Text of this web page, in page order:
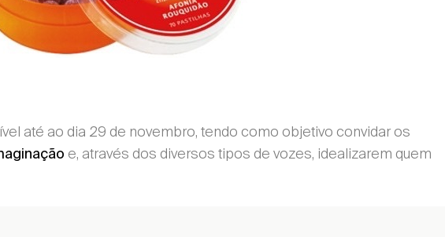
até ao dia 29 de novembro, tendo como objetivo convidar os
e, através dos diversos tipos de vozes, idealizarem quem